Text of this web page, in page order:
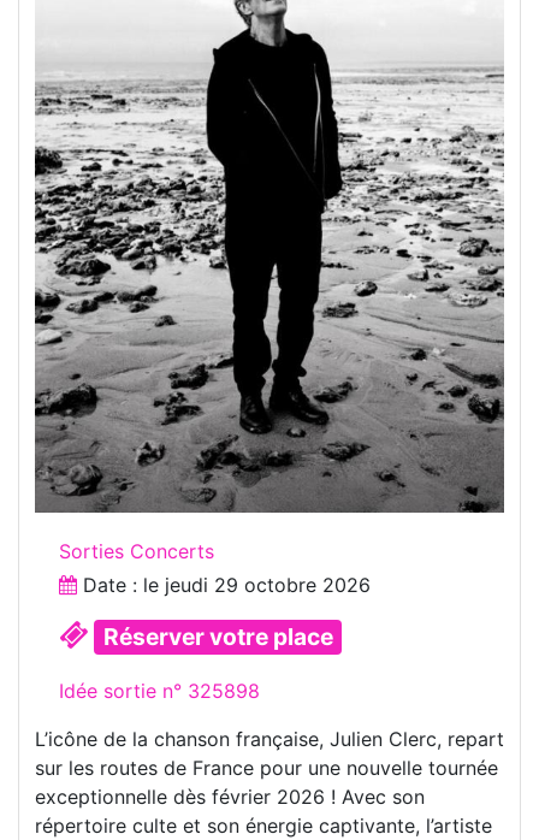
Sorties Concerts
Date : le jeudi 29 octobre 2026
Réserver votre place
Idée sortie n° 325898
L’icône de la chanson française, Julien Clerc, repart
sur les routes de France pour une nouvelle tournée
exceptionnelle dès février 2026 ! Avec son
répertoire culte et son énergie captivante, l’artiste